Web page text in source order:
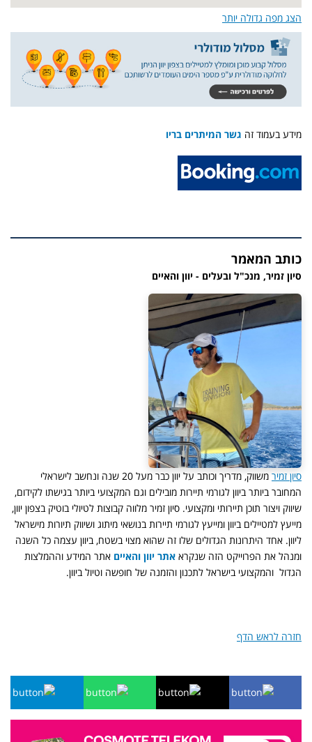
הצג מפה גדולה יותר
מידע בעמוד זה גשר המיתרים בריו
כותב המאמר
סיון זמיר, מנכ"ל ובעלים - יוון והאיים
סיון זמיר
משווק, מדריך וכותב על יוון כבר מעל 20 שנה ונחשב לישראלי
המחובר ביותר ביוון לגורמי תיירות מובילים וגם המקצועי ביותר בגישתו לקידום,
שיווק ויצור תוכן תיירותי ומקצועי. סיון זמיר מלווה קבוצות לטיולי בוטיק בצפון יוון,
מייעץ למטיילים ביוון ומייעץ לגורמי תיירות בנושאי מיתוג ושיווק תיורות מישראל
ליוון. אחד היתרונות הגדולים שלו זה שהוא מצוי בשטח, ביוון עצמה כל השנה
ומנהל את הפרוייקט הזה שנקרא אתר יוון והאיים אתר המידע וההמלצות
הגדול והמקצועי בישראל לתכנון והזמנה של חופשה וטיול ביוון.
חזרה לראש הדף